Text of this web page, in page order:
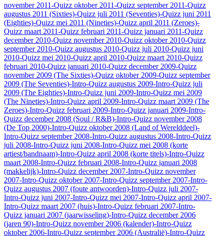
november 2011-Quizz oktober 2011-Quizz september 2011-Quizz
augustus 2011 (Sixties)-Quizz juli 2011 (Seventies)-Quizz juni 2011
(Eighties)-Quizz mei 2011 (Nineties)-Quizz april 2011 (Zeroes)-
Quizz maart 2011-Quizz februari 2011-Quizz januari 2011-Quizz
december 2010-Quizz november 2010-Quizz oktober 2010-Quizz
september 2010-Quizz augustus 2010-Quizz juli 2010-Quizz juni
2010-Quizz mei 2010-Quizz april 2010-Quizz maart 2010-Quizz
februari 2010-Quizz januari 2010-Quizz december 2009-Quizz
november 2009 (The Sixties)-Quizz oktober 2009-Quizz september
2009 (The Seventies)-Intro-Quizz augustus 2009-Intro-Quizz juli
2009 (The Eighties)-Intro-Quizz juni 2009-Intro-Quizz mei 2009
(The Nineties)-Intro-Quizz april 2009-Intro-Quizz maart 2009 (The
Zeroes)-Intro-Quizz februari 2009-Intro-Quizz januari 2009-Intro-
Quizz december 2008 (Soul / R&B)-Intro-Quizz november 2008
(De Top 2000)-Intro-Quizz oktober 2008 (Land of Werelddeel)-
Intro-Quizz september 2008-Intro-Quizz augustus 2008-Intro-Quizz
juli 2008-Intro-Quizz juni 2008-Intro-Quizz mei 2008 (korte
artiest/bandnaam)-Intro-Quizz april 2008 (korte titels)-Intro-Quizz
maart 2008-Intro-Quizz februari 2008-Intro-Quizz januari 2008
(makkelijk)-Intro-Quizz december 2007-Intro-Quizz november
2007-Intro-Quizz oktober 2007-Intro-Quizz september 2007-Intro-
Quizz augustus 2007 (foute antwoorden)-Intro-Quizz juli 2007-
Intro-Quizz juni 2007-Intro-Quizz mei 2007-Intro-Quizz april 2007-
Intro-Quizz maart 2007 (huis)-Intro-Quizz februari 2007-Intro-
Quizz januari 2007 (jaarwisseling)-Intro-Quizz december 2006
(jaren 90)-Intro-Quizz november 2006 (kalender)-Intro-Quizz
oktober 2006-Intro-Quizz september 2006 (Australië)-Intro-Quizz